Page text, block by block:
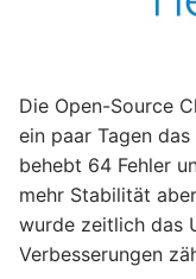
Die Open-Source
ein paar Tagen
behebt 64 Fehler
mehr Stabilität
wurde zeitlich das
Verbesserungen